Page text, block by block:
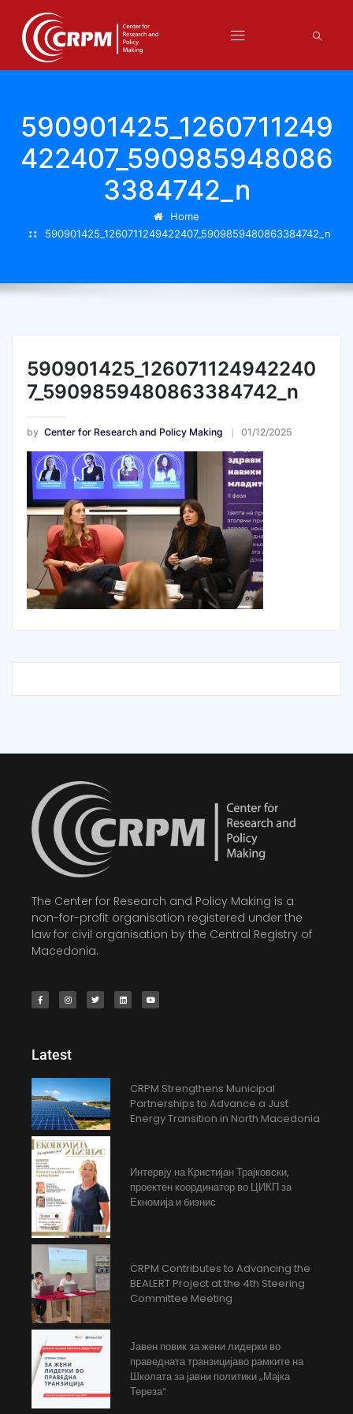
590901425_1260711249
422407_590985948086
3384742_n
Home
590901425_1260711249422407_5909859480863384742_n
590901425_126071124942240
7_5909859480863384742_n
by Center for Research and Policy Making 01/12/2025
The Center for Research and Policy Making is a
non-for-profit organisation registered under the
law for civil organisation by the Central Registry of
Macedonia.
Latest
CRPM Strengthens Municipal
Partnerships to Advance a Just
Energy Transition in North Macedonia
Интервју на Кристијан Трајковски,
проектен координатор во ЦИКП за
Екномија и бизнис
CRPM Contributes to Advancing the
BEALERT Project at the 4th Steering
Committee Meeting
Јавен повик за жени лидерки во
праведната транзицијаво рамките на
Школата за јавни политики „Мајка
Тереза“